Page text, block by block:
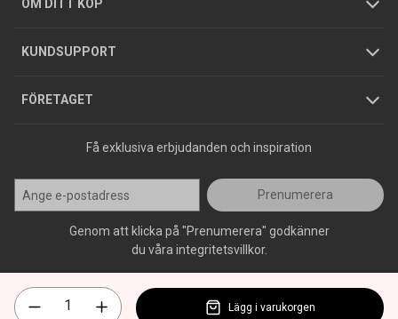
OM DITT KÖP
KUNDSUPPORT
Varumärken
FÖRETAGET
Jobba hos oss
Press
Få exklusiva erbjudanden och inspiration
Prenumerera
Genom att klicka på "Prenumerera" godkänner
du våra integritetsvillkor.
Lägg i varukorgen